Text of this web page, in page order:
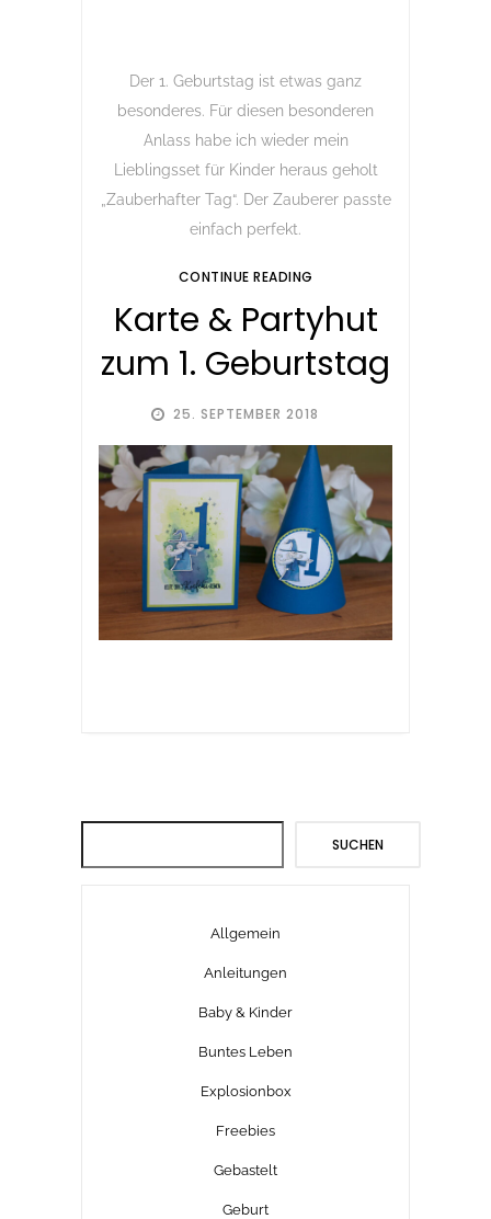
25. SEPTEMBER 2018
Karte & Partyhut
zum 1. Geburtstag
Der 1. Geburtstag ist etwas ganz
besonderes. Für diesen besonderen
Anlass habe ich wieder mein
Lieblingsset für Kinder heraus geholt
„Zauberhafter Tag“. Der Zauberer passte
einfach perfekt.
CONTINUE READING
SUCHEN
Allgemein
Anleitungen
Baby & Kinder
Buntes Leben
Explosionbox
Freebies
Gebastelt
Geburt